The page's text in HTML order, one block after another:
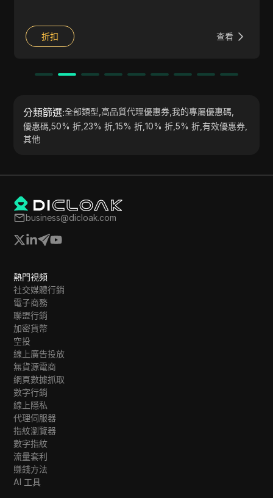
折扣 查看
分類篩選:全部類型 ,高品質代理優惠券 ,我的專屬優惠碼
優惠碼 ,50% 折 23% 折 ,15% 折 ,10% 折 ,5% 折 ,有效優惠券
其他
business@dicloak.com
熱門視頻
社交媒體行銷
電子商務
聯盟行銷
加密貨幣
空投
線上廣告投放
無貨源電商
網頁數據抓取
數字行銷
線上隱私
代理伺服器
指紋瀏覽器
數字指紋
流量套利
賺錢方法
AI 工具